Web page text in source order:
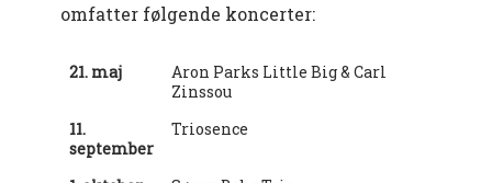
omfatter følgende koncerter:
21. maj
Aron Parks Little Big & Carl
Zinssou
11.
september
Triosence